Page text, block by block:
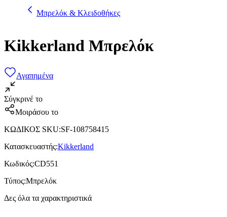
Μπρελόκ & Κλειδοθήκες
Kikkerland Μπρελόκ
Αγαπημένα
Σύγκρινέ το
Μοιράσου το
ΚΩΔΙΚΟΣ SKU:SF-108758415
Κατασκευαστής:Kikkerland
Κωδικός:CD551
Τύπος:Μπρελόκ
Δες όλα τα χαρακτηριστικά